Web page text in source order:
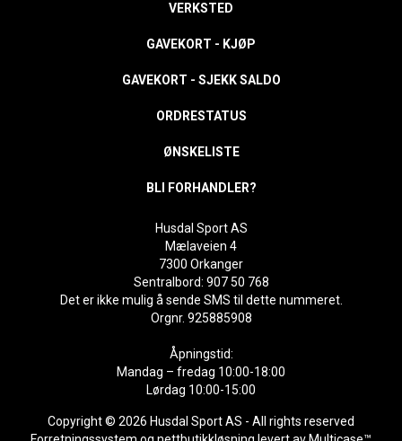
VERKSTED
GAVEKORT - KJØP
GAVEKORT - SJEKK SALDO
ORDRESTATUS
ØNSKELISTE
BLI FORHANDLER?
Husdal Sport AS
Mælaveien 4
7300 Orkanger
Sentralbord: 907 50 768
Det er ikke mulig å sende SMS til dette nummeret.
Orgnr. 925885908
Åpningstid:
Mandag – fredag 10:00-18:00
Lørdag 10:00-15:00
Copyright © 2026 Husdal Sport AS - All rights reserved